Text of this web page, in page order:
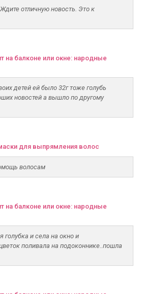
отличную новость. Это к
на балконе или окне: народные
детей ей было 32г тоже голубь
новостей а вышло по другому
для выпрямления волос
волосам
на балконе или окне: народные
голубка и села на окно и
поливала на подоконнике..пошла